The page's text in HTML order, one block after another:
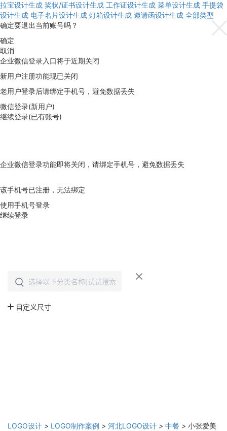
拉宝设计生成 奖状/证书设计生成 工作证设计生成 菜单设计生成 手提袋
设计生成 电子名片设计生成 灯箱设计生成 邀请函设计生成 全部类型
确定要退出当前账号吗？
确定
取消
企业微信登录入口将于近期关闭
新用户注册功能现已关闭
老用户登录后请绑定手机号，避免数据丢失
微信登录(新用户)
继续登录(已有账号)
企业微信登录功能即将关闭，请绑定手机号，避免数据丢失
该手机号已注册，无法绑定
使用手机号登录
继续登录
LOGO设计 > LOGO制作案例 > 河北LOGO设计 > 中餐 > 小张爱美